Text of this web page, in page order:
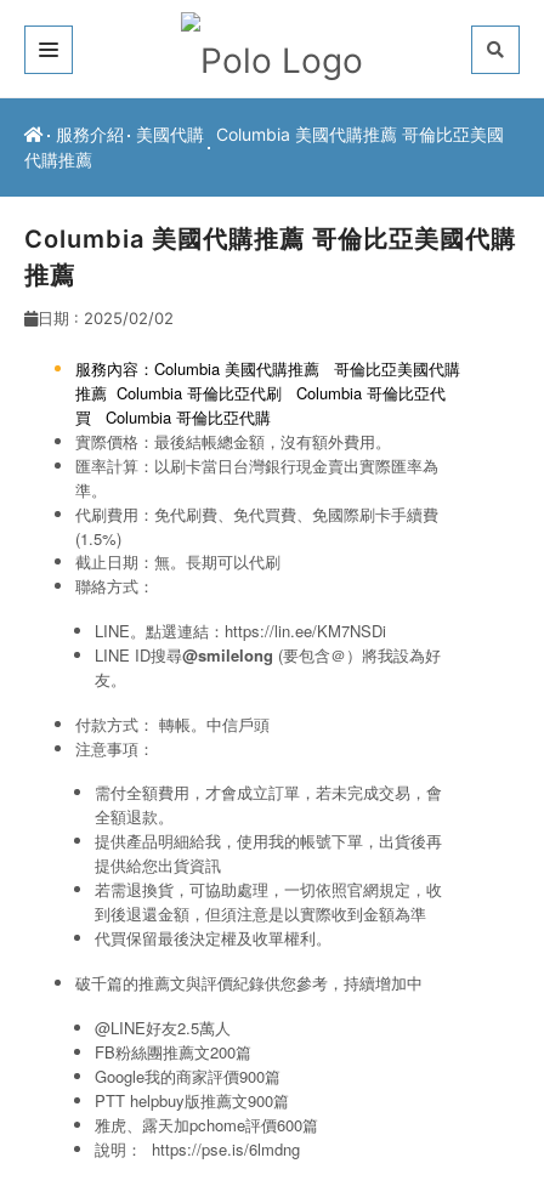
關於我們
服務介紹
常見問題
聯絡方式
服務介紹 美國代購
Columbia 美國代購推薦 哥倫比亞美國
代購推薦
Columbia 美國代購推薦 哥倫比亞美國代購
推薦
日期 : 2025/02/02
服務內容：Columbia 美國代購推薦 哥倫比亞美國代購
推薦 Columbia 哥倫比亞代刷
Columbia 哥倫比亞代
買
Columbia 哥倫比亞代購
實際價格：最後結帳總金額，沒有額外費用。
匯率計算：以刷卡當日台灣銀行現金賣出實際匯率為
準。
代刷費用：免代刷費、免代買費、免國際刷卡手續費
(1.5%)
截止日期：無。長期可以代刷
聯絡方式：
LINE。點選連結： https://lin.ee/KM7NSDi
LINE ID搜尋@smilelong (要包含＠）將我設為好
友。
付款方式： 轉帳。中信戶頭
注意事項：
需付全額費用，才會成立訂單，若未完成交易，會
全額退款。
提供產品明細給我，使用我的帳號下單，出貨後再
提供給您出貨資訊
若需退換貨，可協助處理，一切依照官網規定，收
到後退還金額，但須注意是以實際收到金額為準
代買保留最後決定權及收單權利。
破千篇的推薦文與評價紀錄供您參考，持續增加中
@LINE好友2.5萬人
FB粉絲團推薦文200篇
Google我的商家評價900篇
PTT helpbuy版推薦文900篇
雅虎、露天加pchome評價600篇
說明： https://pse.is/6lmdng